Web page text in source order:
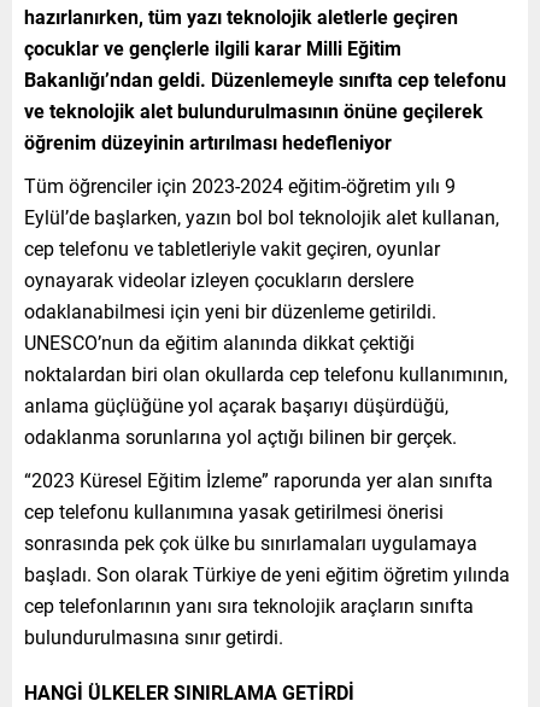
hazırlanırken, tüm yazı teknolojik aletlerle geçiren
çocuklar ve gençlerle ilgili karar Milli Eğitim
Bakanlığı’ndan geldi. Düzenlemeyle sınıfta cep telefonu
ve teknolojik alet bulundurulmasının önüne geçilerek
öğrenim düzeyinin artırılması hedefleniyor
Tüm öğrenciler için 2023-2024 eğitim-öğretim yılı 9
Eylül’de başlarken, yazın bol bol teknolojik alet kullanan,
cep telefonu ve tabletleriyle vakit geçiren, oyunlar
oynayarak videolar izleyen çocukların derslere
odaklanabilmesi için yeni bir düzenleme getirildi.
UNESCO’nun da eğitim alanında dikkat çektiği
noktalardan biri olan okullarda cep telefonu kullanımının,
anlama güçlüğüne yol açarak başarıyı düşürdüğü,
odaklanma sorunlarına yol açtığı bilinen bir gerçek.
“2023 Küresel Eğitim İzleme” raporunda yer alan sınıfta
cep telefonu kullanımına yasak getirilmesi önerisi
sonrasında pek çok ülke bu sınırlamaları uygulamaya
başladı. Son olarak Türkiye de yeni eğitim öğretim yılında
cep telefonlarının yanı sıra teknolojik araçların sınıfta
bulundurulmasına sınır getirdi.
HANGİ ÜLKELER SINIRLAMA GETİRDİ